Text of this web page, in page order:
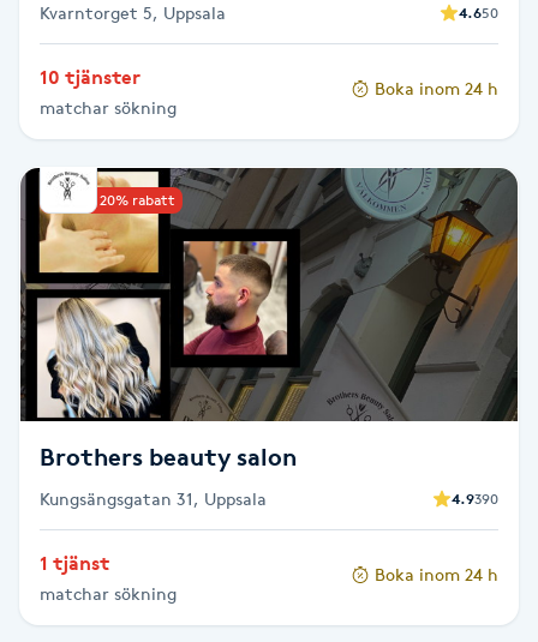
Blowout
Bottenfärg
Brynformning
Brynfärgning
Brynplockning
Bröllopsuppsättning
C
Celluliter
Coachning
Color correction
Kvarntorget 5, Uppsala 4.650
10 tjänster
matchar sökning
Boka inom 24 h
Upp till 20% rabatt
Brothers beauty salon
Kungsängsgatan 31, Uppsala 4.9390
1 tjänst
matchar sökning
Boka inom 24 h